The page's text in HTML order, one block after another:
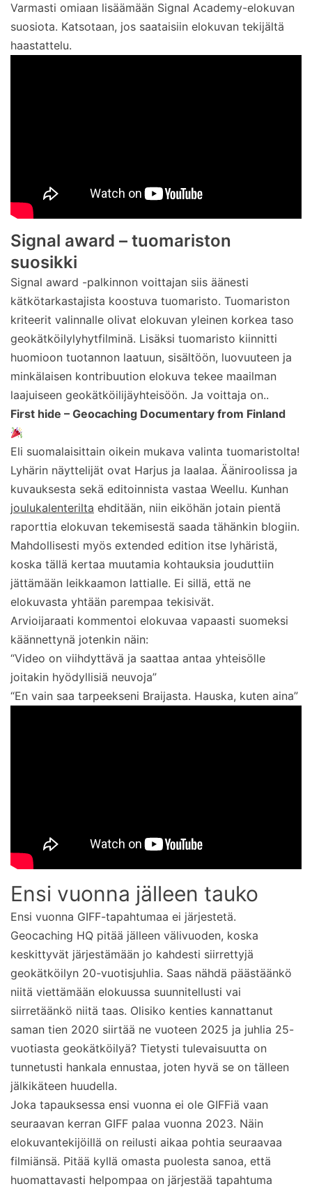
Varmasti omiaan lisäämään Signal Academy-elokuvan
suosiota. Katsotaan, jos saataisiin elokuvan tekijältä
haastattelu.
Signal award – tuomariston
suosikki
Signal award -palkinnon voittajan siis äänesti
kätkötarkastajista koostuva tuomaristo. Tuomariston
kriteerit valinnalle olivat elokuvan yleinen korkea taso
geokätköilylyhytfilminä. Lisäksi tuomaristo kiinnitti
huomioon tuotannon laatuun, sisältöön, luovuuteen ja
minkälaisen kontribuution elokuva tekee maailman
laajuiseen geokätköilijäyhteisöön. Ja voittaja on..
First hide – Geocaching Documentary from Finland
Eli suomalaisittain oikein mukava valinta tuomaristolta!
Lyhärin näyttelijät ovat Harjus ja laalaa. Ääniroolissa ja
kuvauksesta sekä editoinnista vastaa Weellu. Kunhan
joulukalenterilta ehditään, niin eiköhän jotain pientä
raporttia elokuvan tekemisestä saada tähänkin blogiin.
Mahdollisesti myös extended edition itse lyhäristä,
koska tällä kertaa muutamia kohtauksia jouduttiin
jättämään leikkaamon lattialle. Ei sillä, että ne
elokuvasta yhtään parempaa tekisivät.
Arvioijaraati kommentoi elokuvaa vapaasti suomeksi
käännettynä jotenkin näin:
“Video on viihdyttävä ja saattaa antaa yhteisölle
joitakin hyödyllisiä neuvoja”
“En vain saa tarpeekseni Braijasta. Hauska, kuten aina”
Ensi vuonna jälleen tauko
Ensi vuonna GIFF-tapahtumaa ei järjestetä.
Geocaching HQ pitää jälleen välivuoden, koska
keskittyvät järjestämään jo kahdesti siirrettyjä
geokätköilyn 20-vuotisjuhlia. Saas nähdä päästäänkö
niitä viettämään elokuussa suunnitellusti vai
siirretäänkö niitä taas. Olisiko kenties kannattanut
saman tien 2020 siirtää ne vuoteen 2025 ja juhlia 25-
vuotiasta geokätköilyä? Tietysti tulevaisuutta on
tunnetusti hankala ennustaa, joten hyvä se on tälleen
jälkikäteen huudella.
Joka tapauksessa ensi vuonna ei ole GIFFiä vaan
seuraavan kerran GIFF palaa vuonna 2023. Näin
elokuvantekijöillä on reilusti aikaa pohtia seuraavaa
filmiänsä. Pitää kyllä omasta puolesta sanoa, että
huomattavasti helpompaa on järjestää tapahtuma